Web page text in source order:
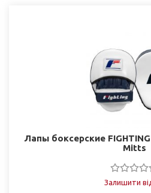
Лапы боксерские
Mitts
Залишити